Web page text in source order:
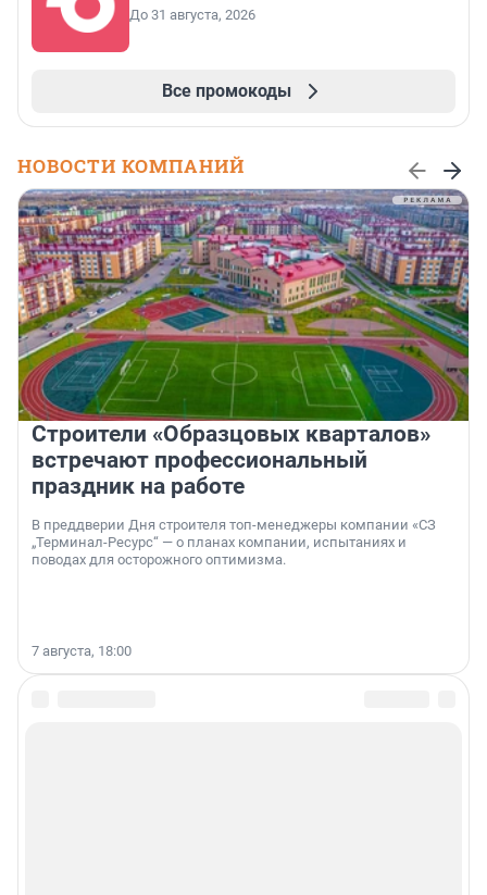
До 31 августа, 2026
Все промокоды
НОВОСТИ КОМПАНИЙ
Строители «Образцовых кварталов»
встречают профессиональный
праздник на работе
В преддверии Дня строителя топ-менеджеры компании «СЗ
„Терминал-Ресурс“ — о планах компании, испытаниях и
поводах для осторожного оптимизма.
7 августа, 18:00